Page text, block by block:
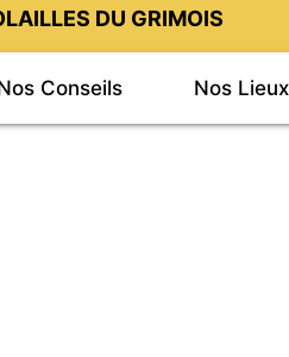
DU GRIMOIS
Conseils Nos